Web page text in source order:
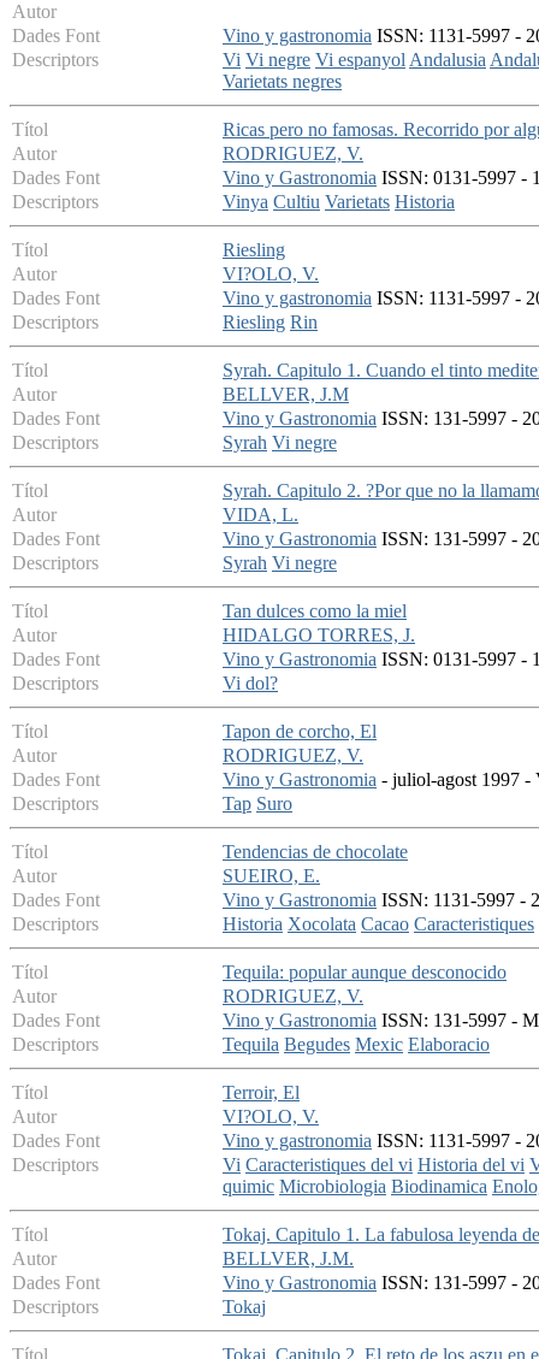
Autor
Dades Font
Vino y gastronomia ISSN: 1131-5997 -
Descriptors
Vi Vi negre Vi espanyolAndalusia
Varietats negres
Títol
Ricas pero no famosas. Recorrido por
Autor
RODRIGUEZ, V.
Dades Font
Vino y Gastronomia ISSN: 0131-5997 -
Descriptors
Vinya Cultiu Varietats Historia
Títol
Riesling
Autor
VI?OLO, V.
Dades Font
Vino y gastronomia ISSN: 1131-5997 -
Descriptors
Riesling Rin
Títol
Syrah. Capitulo 1. Cuando el tinto
Autor
BELLVER, J.M
Dades Font
Vino y Gastronomia ISSN: 131-5997 -
Descriptors
Syrah Vi negre
Títol
Syrah. Capitulo 2. ?Por que no la
Autor
VIDA, L.
Dades Font
Vino y Gastronomia ISSN: 131-5997 -
Descriptors
Syrah Vi negre
Títol
Tan dulces como la miel
Autor
HIDALGO TORRES, J.
Dades Font
Vino y Gastronomia ISSN: 0131-5997 -
Descriptors
Vi dol?
Títol
Tapon de corcho, El
Autor
RODRIGUEZ, V.
Dades Font
Vino y Gastronomia - juliol-agost 1997 -
Descriptors
Tap Suro
Títol
Tendencias de chocolate
Autor
SUEIRO, E.
Dades Font
Vino y Gastronomia ISSN: 1131-5997 -
Descriptors
Historia Xocolata Cacao Caracteristiques
Títol
Tequila: popular aunque desconocido
Autor
RODRIGUEZ, V.
Dades Font
Vino y Gastronomia ISSN: 131-5997 -
Descriptors
Tequila Begudes Mexic Elaboracio
Títol
Terroir, El
Autor
VI?OLO, V.
Dades Font
Vino y gastronomia ISSN: 1131-5997 -
Descriptors
Vi Caracteristiques del vi Historia del vi
quimic Microbiologia Biodinamica
Títol
Tokaj. Capitulo 1. La fabulosa leyenda
Autor
BELLVER, J.M.
Dades Font
Vino y Gastronomia ISSN: 131-5997 -
Descriptors
Tokaj